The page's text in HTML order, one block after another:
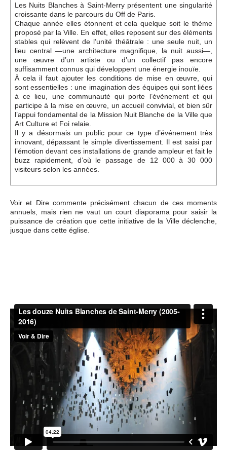
Les Nuits Blanches à Saint-Merry présentent une singularité
croissante dans le parcours du Off de Paris.
Chaque année elles étonnent et cela quelque soit le thème
proposé par la Ville. En effet, elles reposent sur des éléments
stables qui relèvent de l’unité théâtrale : une seule nuit, un
lieu central —une architecture magnifique, la nuit aussi—,
une œuvre d’un artiste ou d’un collectif pas encore
suffisamment connus qui développent une énergie inouïe.
À cela il faut ajouter les conditions de mise en œuvre, qui
sont essentielles : une imagination des équipes qui sont liées
à ce lieu, une communauté qui porte l’évènement et qui
participe à la mise en œuvre, un accueil convivial, et bien sûr
l’appui fondamental de la Mission Nuit Blanche de la Ville que
Art Culture et Foi relaie.
Il y a désormais un public pour ce type d’événement très
innovant, dépassant le simple divertissement. Il est saisi par
l’émotion devant ces installations de grande ampleur et fait le
buzz rapidement, d’où le passage de 12 000 à 30 000
visiteurs selon les années.
Voir et Dire commente précisément chacun de ces moments
annuels, mais rien ne vaut un court diaporama pour saisir la
puissance de création que cette initiative de la Ville déclenche,
jusque dans cette église.